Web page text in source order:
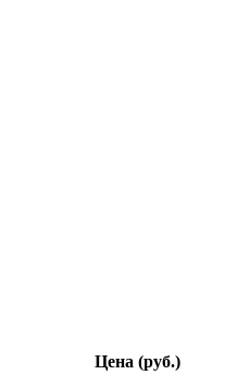
Цена (руб.)